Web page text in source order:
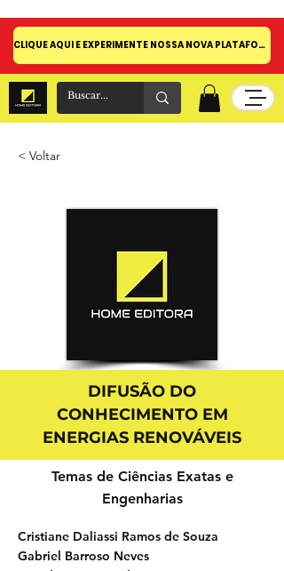
CLIQUE AQUI E EXPERIMENTE NOSSA NOVA PLATAFORMA!
< Voltar
DIFUSÃO DO
CONHECIMENTO EM
ENERGIAS RENOVÁVEIS
Temas de Ciências Exatas e
Engenharias
Cristiane Daliassi Ramos de Souza
Gabriel Barroso Neves